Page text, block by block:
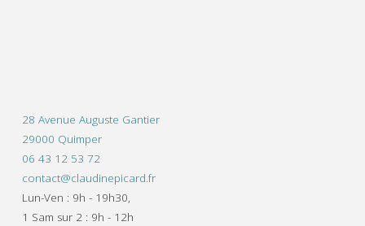
28 Avenue Auguste Gantier
29000 Quimper
06 43 12 53 72
contact@claudinepicard.fr
Lun-Ven : 9h - 19h30,
1 Sam sur 2 : 9h - 12h